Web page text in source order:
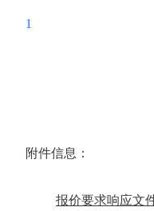
1
附件信息：
报价要求响应文